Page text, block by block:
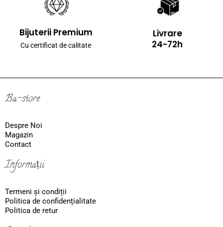
Bijuterii Premium
Cu certificat de calitate
Livrare
24-72h
Ba-store
Despre Noi
Magazin
Contact
Informații
Termeni și condiții
Politica de confidențialitate
Politica de retur